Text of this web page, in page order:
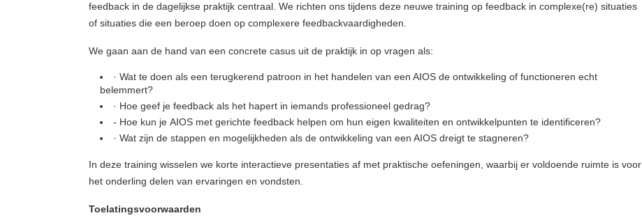
feedback in de dagelijkse praktijk centraal. We richten ons tijdens deze neuwe training op feedback in complexe(re) situaties
of situaties die een beroep doen op complexere feedbackvaardigheden.
We gaan aan de hand van een concrete casus uit de praktijk in op vragen als:
· Wat te doen als een terugkerend patroon in het handelen van een AIOS de ontwikkeling of functioneren echt
belemmert?
· Hoe geef je feedback als het hapert in iemands professioneel gedrag?
- Hoe kun je AIOS met gerichte feedback helpen om hun eigen kwaliteiten en ontwikkelpunten te identificeren?
· Wat zijn de stappen en mogelijkheden als de ontwikkeling van een AIOS dreigt te stagneren?
In deze training wisselen we korte interactieve presentaties af met praktische oefeningen, waarbij er voldoende ruimte is voor
het onderling delen van ervaringen en vondsten.
Toelatingsvoorwaarden